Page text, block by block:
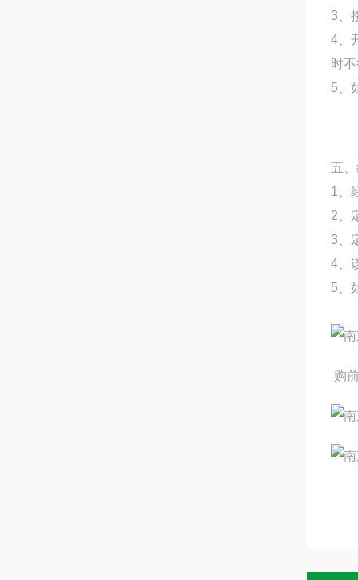
3、
4、
时
5、
五
1、
2、
3、
4、
5、
购